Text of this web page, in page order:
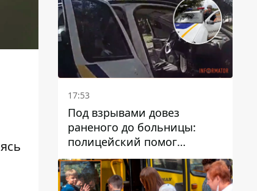
17:53
Под взрывами довез
раненого до больницы:
полицейский помог
пострадавшему после атаки
на Каменский район